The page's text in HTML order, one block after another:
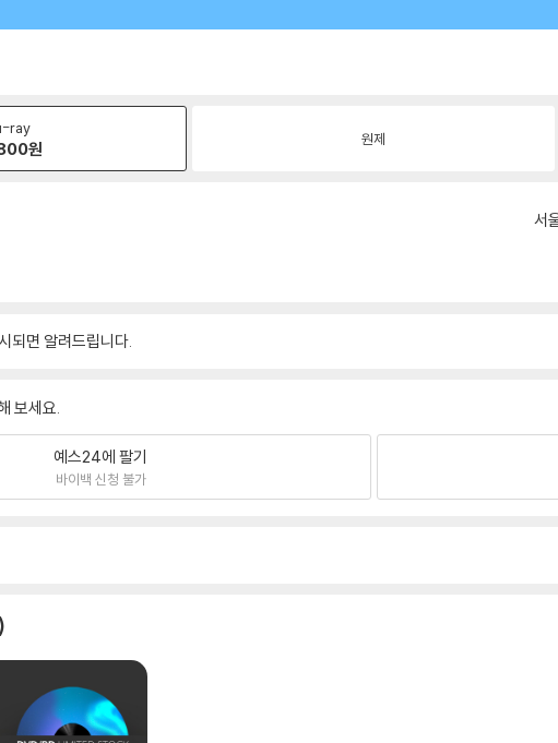
ray
원 원제
서
되면 알려드립니다.
보세요.
예스24에 팔기
바이백 신청 불가